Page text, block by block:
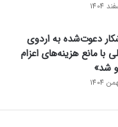
دعوت‌شده به اردوی
با مانع هزینه‌های اعزام
شد»